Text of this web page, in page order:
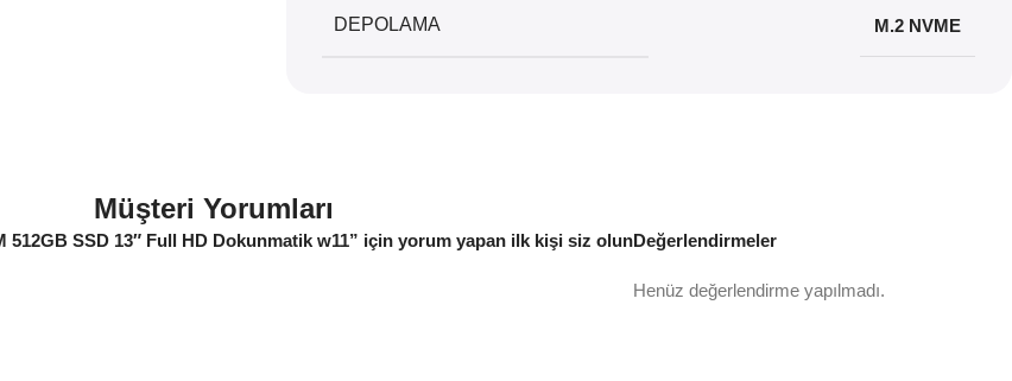
DEPOLAMA M.2 NVME
Müşteri Yorumları
Değerlendirmeler
Henüz değerlendirme yapılmadı.
512GB SSD 13″ Full HD Dokunmatik w11” için yorum yapan ilk kişi siz olun